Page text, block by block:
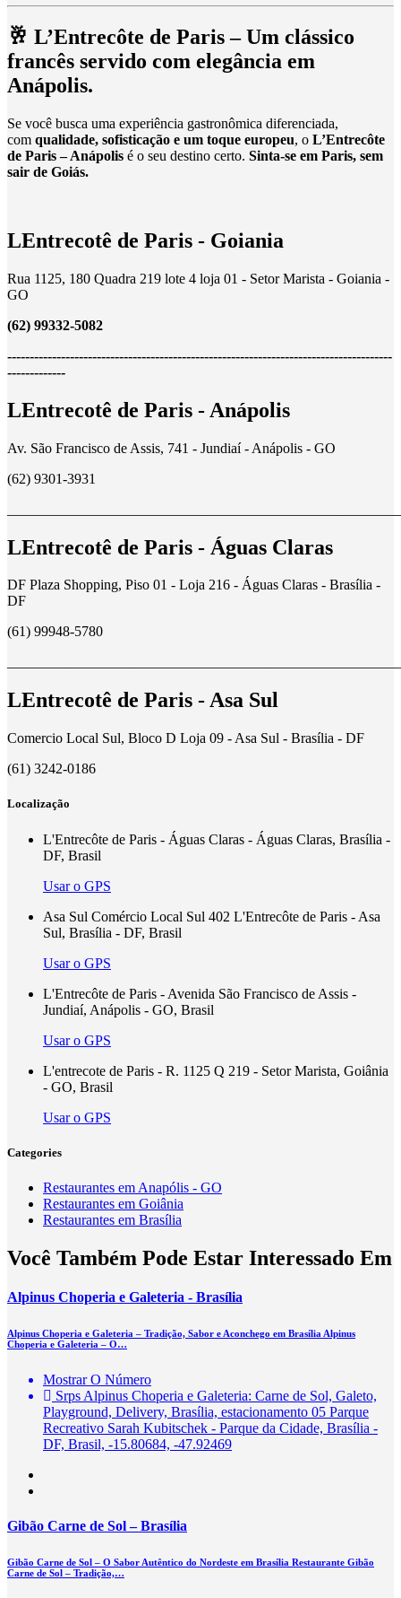
🥂 L’Entrecôte de Paris – Um clássico
francês servido com elegância em
Anápolis.
Se você busca uma experiência gastronômica diferenciada,
com qualidade, sofisticação e um toque europeu, o L’Entrecôte
de Paris – Anápolis é o seu destino certo. Sinta-se em Paris, sem
sair de Goiás.
LEntrecotê de Paris - Goiania
Rua 1125, 180 Quadra 219 lote 4 loja 01 - Setor Marista - Goiania -
GO
(62) 99332-5082
--------------------------------------------------------------------------------------
-------------
LEntrecotê de Paris - Anápolis
Av. São Francisco de Assis, 741 - Jundiaí - Anápolis - GO
(62) 9301-3931
LEntrecotê de Paris - Águas Claras
DF Plaza Shopping, Piso 01 - Loja 216 - Águas Claras - Brasília -
DF
(61) 99948-5780
LEntrecotê de Paris - Asa Sul
Comercio Local Sul, Bloco D Loja 09 - Asa Sul - Brasília - DF
(61) 3242-0186
Localização
L'Entrecôte de Paris - Águas Claras - Águas Claras, Brasília -
DF, Brasil
Usar o GPS
Asa Sul Comércio Local Sul 402 L'Entrecôte de Paris - Asa
Sul, Brasília - DF, Brasil
Usar o GPS
L'Entrecôte de Paris - Avenida São Francisco de Assis -
Jundiaí, Anápolis - GO, Brasil
Usar o GPS
L'entrecote de Paris - R. 1125 Q 219 - Setor Marista, Goiânia
- GO, Brasil
Usar o GPS
Categories
Restaurantes em Anapólis - GO
Restaurantes em Goiânia
Restaurantes em Brasília
Você Também Pode Estar Interessado Em
Alpinus Choperia e Galeteria - Brasília
Alpinus Choperia e Galeteria – Tradição, Sabor e Aconchego em Brasília Alpinus
Choperia e Galeteria – O…
Mostrar O Número
Srps Alpinus Choperia e Galeteria: Carne de Sol, Galeto,
Playground, Delivery, Brasília, estacionamento 05 Parque
Recreativo Sarah Kubitschek - Parque da Cidade, Brasília -
DF, Brasil, -15.80684, -47.92469
Gibão Carne de Sol – Brasília
Gibão Carne de Sol – O Sabor Autêntico do Nordeste em Brasília Restaurante Gibão
Carne de Sol – Tradição,…